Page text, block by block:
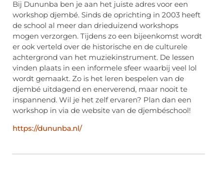
Bij Dununba ben je aan het juiste adres voor een
workshop djembé. Sinds de oprichting in 2003 heeft
de school al meer dan drieduizend workshops
mogen verzorgen. Tijdens zo een bijeenkomst wordt
er ook verteld over de historische en de culturele
achtergrond van het muziekinstrument. De lessen
vinden plaats in een informele sfeer waarbij veel lol
wordt gemaakt. Zo is het leren bespelen van de
djembé uitdagend en enerverend, maar nooit te
inspannend. Wil je het zelf ervaren? Plan dan een
workshop in via de website van de djembéschool!
https://dununba.nl/